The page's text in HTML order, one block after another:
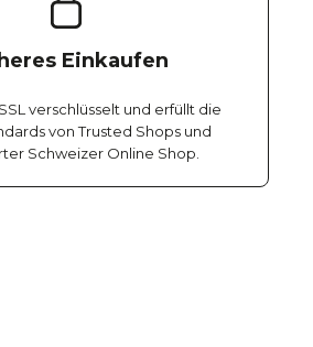
Einkaufen
verschlüsselt und erfüllt die
von Trusted Shops und
Schweizer Online Shop.